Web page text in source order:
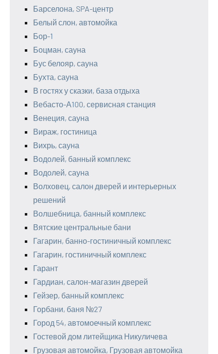
Барселона, SPA-центр
Белый слон, автомойка
Бор-1
Боцман, сауна
Бус белояр, сауна
Бухта, сауна
В гостях у сказки, база отдыха
Вебасто-А100, сервисная станция
Венеция, сауна
Вираж, гостиница
Вихрь, сауна
Водолей, банный комплекс
Водолей, сауна
Волховец, салон дверей и интерьерных
решений
Волшебница, банный комплекс
Вятские центральные бани
Гагарин, банно-гостиничный комплекс
Гагарин, гостиничный комплекс
Гарант
Гардиан, салон-магазин дверей
Гейзер, банный комплекс
Горбани, баня №27
Город 54, автомоечный комплекс
Гостевой дом литейщика Никуличева
Грузовая автомойка, Грузовая автомойка